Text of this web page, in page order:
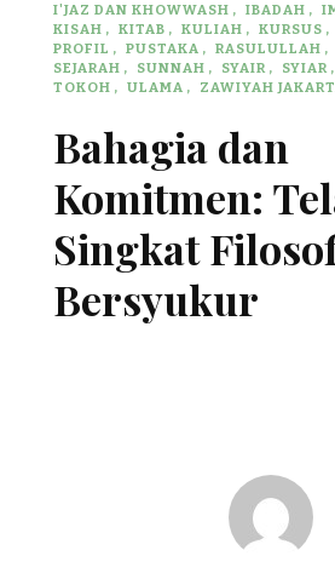
I'JAZ DAN KHOWWASH
IBADAH
KISAH
KITAB KULIAH KURSUS
PROFIL
PUSTAKA RASULULLAH
SEJARAH
SUNNAH SYAIR SYIAR
TOKOH
ULAMA ZAWIYAH
Bahagia dan
Komitmen:
Singkat
Bersyukur